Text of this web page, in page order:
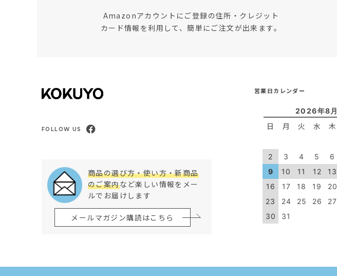
Amazonアカウントにご登録の住所・クレジット
カード情報を利用して、簡単にご注文が出来ます。
FOLLOW US
商品の選び方・使い方・新商品
のご案内など楽しい情報をメー
ルでお届けします
メールマガジン購読はこちら
営業日カレンダー
2026年8月
日 月 火 水 木
2
3 4 5 6
9
10 11 12 13
16
17 18 19 20
23
24 25 26 27
30
31